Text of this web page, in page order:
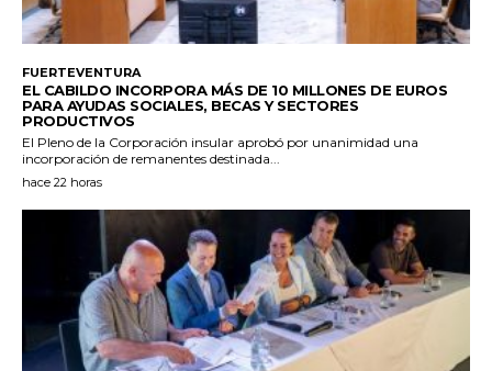
FUERTEVENTURA
EL CABILDO INCORPORA MÁS DE 10 MILLONES DE EUROS
PARA AYUDAS SOCIALES, BECAS Y SECTORES
PRODUCTIVOS
El Pleno de la Corporación insular aprobó por unanimidad una
incorporación de remanentes destinada...
hace 22 horas